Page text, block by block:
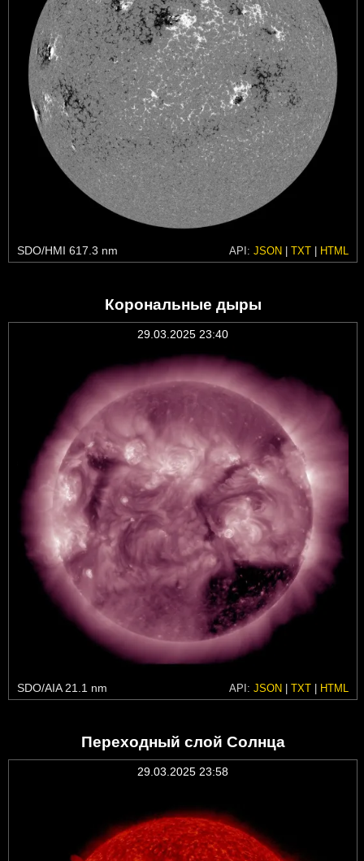
SDO/HMI 617.3 nm API: JSON | TXT | HTML
Корональные дыры
29.03.2025 23:40
SDO/AIA 21.1 nm API: JSON | TXT | HTML
Переходный слой Солнца
29.03.2025 23:58